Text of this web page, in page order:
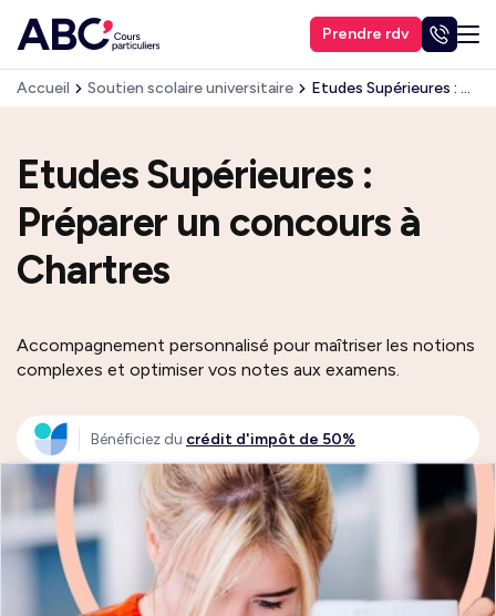
Prendre rdv
Accueil Soutien scolaire universitaire Etudes Supérieures : Préparer un Concours
Etudes Supérieures :
Préparer un concours à
Chartres
Accompagnement personnalisé pour maîtriser les notions
complexes et optimiser vos notes aux examens.
Bénéficiez du crédit d'impôt de 50%